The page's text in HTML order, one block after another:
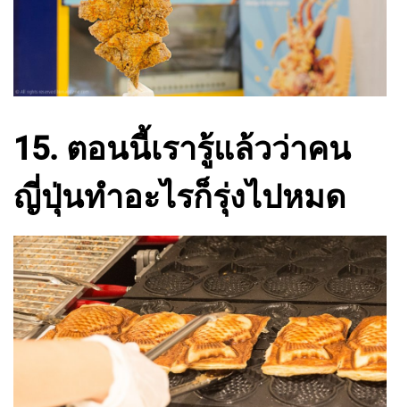
15. ตอนนี้เรารู้แล้วว่าคน
ญี่ปุ่นทำอะไรก็รุ่งไปหมด